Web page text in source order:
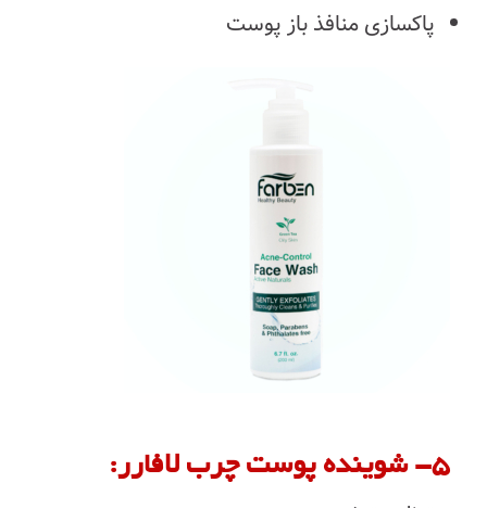
پاکسازی منافذ باز پوست
۵- شوینده پوست چرب لافارر: